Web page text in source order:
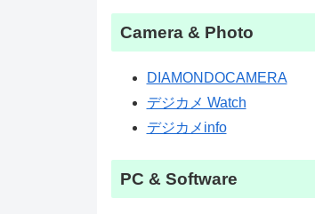
Camera & Photo
DIAMONDOCAMERA
デジカメ Watch
デジカメinfo
PC & Software